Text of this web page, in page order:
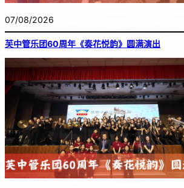
07/08/2026
芙中管乐团60周年《奏花悦韵》圆满演出